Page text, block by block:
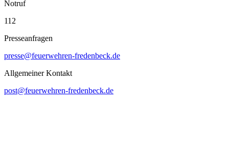
Notruf
112
Presseanfragen
presse@feuerwehren-fredenbeck.de
Allgemeiner Kontakt
post@feuerwehren-fredenbeck.de